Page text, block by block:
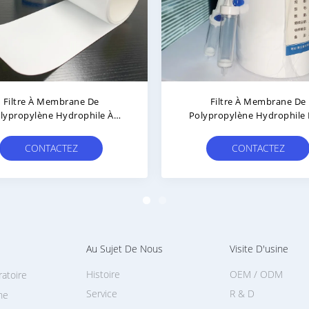
En PP Hydrophobes
Avec Une Surface Lisse
CONTACTEZ
0.22μm 0,45μm
Membrane À Filtre En
CONTACTEZ
Au Sujet De Nous
Histoire
Service
Visite D'usine
OEM / ODM
R & D